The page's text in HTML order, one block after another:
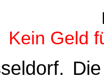
Kein Geld